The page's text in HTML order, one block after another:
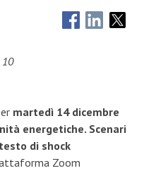
martedì 14 dicembre
energetiche. Scenari
di shock
Zoom